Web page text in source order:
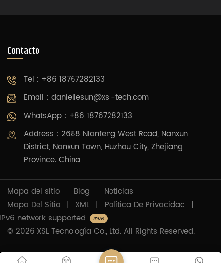
Contacto
Tel : +86 18767282133
Email : daniellesun@xsl-tech.com
WhatsApp : +86 18767282133
Address : 2688 Nianfeng West Road, Nanxun
District, Nanxun Town, Huzhou City, Zhejiang
Province. China
Mapa del sitio Blog
Noticias
Mapa Del Sitio | XML | Política De Privacidad |
IPv6 network supported
© 2026 XSL Tecnología Co., Ltd. All Rights Reserved.